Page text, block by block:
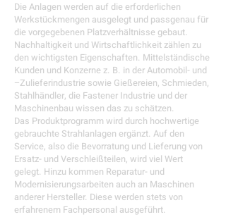
Die Anlagen werden auf die erforderlichen
Werkstückmengen ausgelegt und passgenau für
die vorgegebenen Platzverhältnisse gebaut.
Nachhaltigkeit und Wirtschaftlichkeit zählen zu
den wichtigsten Eigenschaften. Mittelständische
Kunden und Konzerne z. B. in der Automobil- und
–Zulieferindustrie sowie Gießereien, Schmieden,
Stahlhändler, die Fastener Industrie und der
Maschinenbau wissen das zu schätzen.
Das Produktprogramm wird durch hochwertige
gebrauchte Strahlanlagen ergänzt. Auf den
Service, also die Bevorratung und Lieferung von
Ersatz- und Verschleißteilen, wird viel Wert
gelegt. Hinzu kommen Reparatur- und
Modernisierungsarbeiten auch an Maschinen
anderer Hersteller. Diese werden stets von
erfahrenem Fachpersonal ausgeführt.